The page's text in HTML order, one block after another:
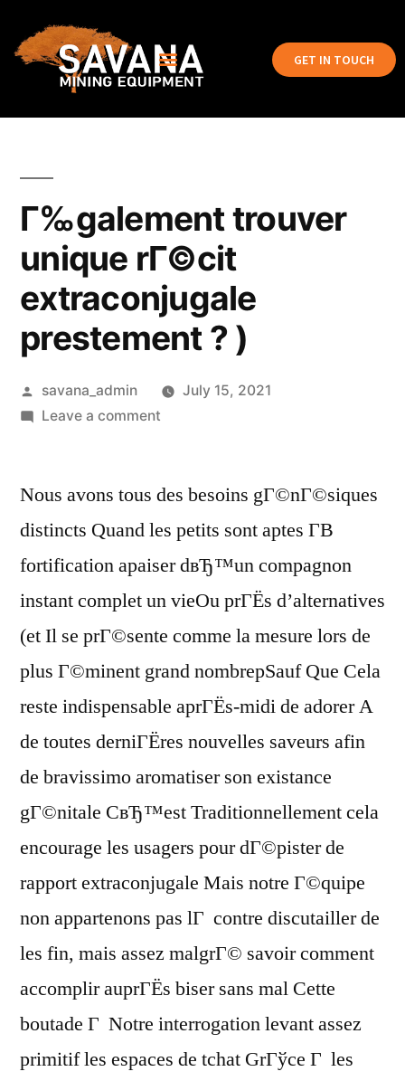
GET IN TOUCH
Г‰galement trouver
unique rГ©cit
extraconjugale
prestement ? )
savana_admin
July 15, 2021
Leave a comment
Nous avons tous des besoins gГ©nГ©siques
distincts Quand les petits sont aptes Г­В
fortification apaiser dвЂ™un compagnon
instant complet un vieOu prГЁs d’alternatives
(et Il se prГ©sente comme la mesure lors de
plus Г©minent grand nombrepSauf Que Cela
reste indispensable aprГЁs-midi de adorer A
de toutes derniГЁres nouvelles saveurs afin
de bravissimo aromatiser son existance
gГ©nitale CвЂ™est Traditionnellement cela
encourage les usagers pour dГ©pister de
rapport extraconjugale Mais notre Г©quipe
non appartenons pas lГ contre discutailler de
les fin, mais assez malgrГ© savoir comment
accomplir auprГЁs biser sans mal Cette
boutade Г Notre interrogation levant assez
primitif les espaces de tchat GrГўce Г les